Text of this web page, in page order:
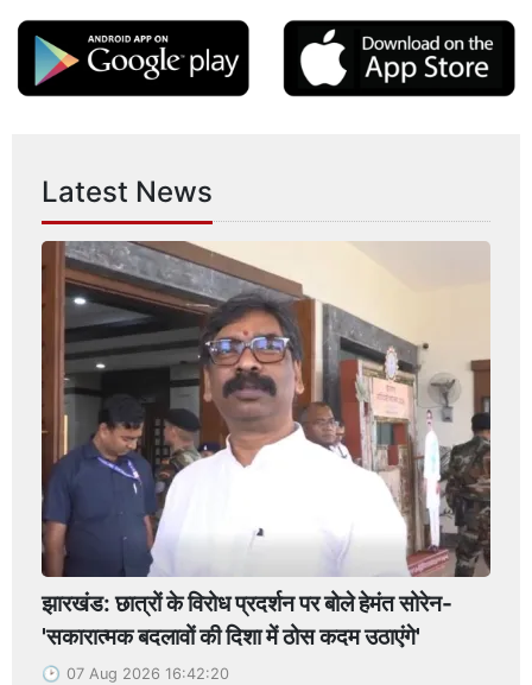
Latest News
झारखंड: छात्रों के विरोध प्रदर्शन पर बोले हेमंत सोरेन-
'सकारात्मक बदलावों की दिशा में ठोस कदम उठाएंगे'
07 Aug 2026 16:42:20